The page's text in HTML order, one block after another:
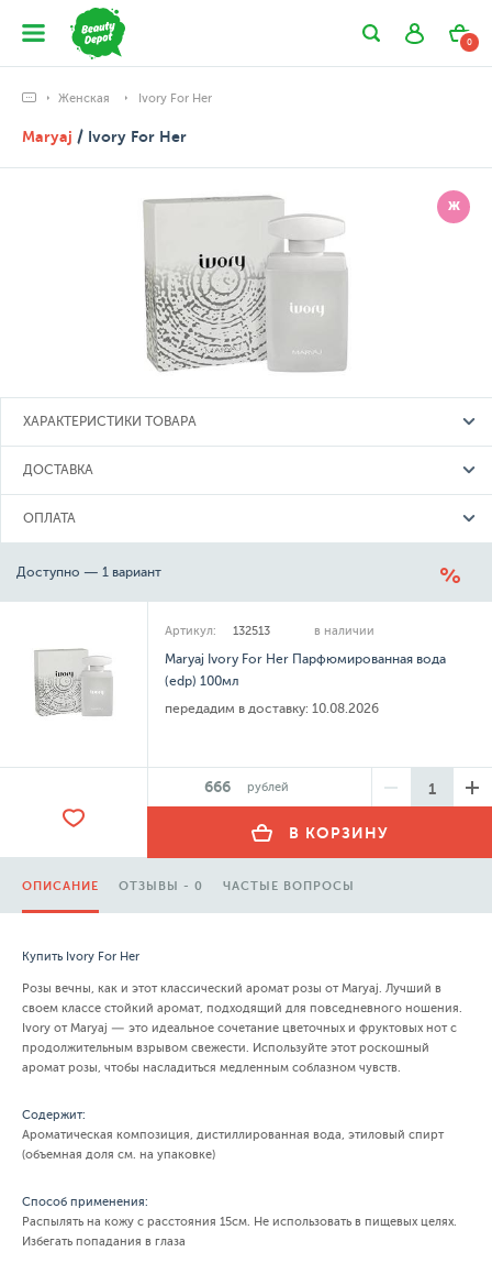
0
Женская Ivory For Her
Maryaj / Ivory For Her
Ж
ХАРАКТЕРИСТИКИ ТОВАРА
ДОСТАВКА
ОПЛАТА
Доступно — 1 вариант
Артикул: 132513 в наличии
Maryaj Ivory For Her Парфюмированная вода
(edp) 100мл
передадим в доставку: 10.08.2026
666 рублей
В КОРЗИНУ
ОПИСАНИЕ ОТЗЫВЫ - 0 ЧАСТЫЕ ВОПРОСЫ
Купить Ivory For Her
Розы вечны, как и этот классический аромат розы от Maryaj. Лучший в
своем классе стойкий аромат, подходящий для повседневного ношения.
Ivory от Maryaj — это идеальное сочетание цветочных и фруктовых нот с
продолжительным взрывом свежести. Используйте этот роскошный
аромат розы, чтобы насладиться медленным соблазном чувств.
Содержит:
Ароматическая композиция, дистиллированная вода, этиловый спирт
(объемная доля см. на упаковке)
Способ применения:
Распылять на кожу с расстояния 15см. Не использовать в пищевых целях.
Избегать попадания в глаза